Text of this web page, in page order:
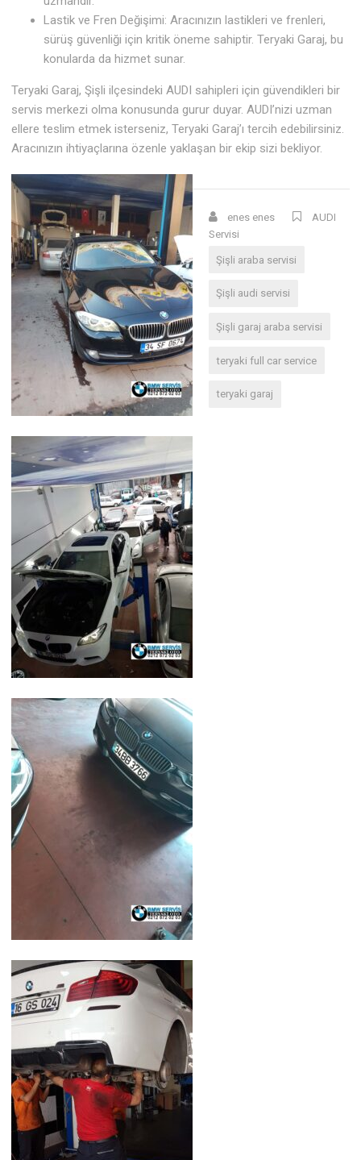
Lastik ve Fren Değişimi: Aracınızın lastikleri ve frenleri,
sürüş güvenliği için kritik öneme sahiptir. Teryaki Garaj, bu
konularda da hizmet sunar.
Teryaki Garaj, Şişli ilçesindeki AUDI sahipleri için güvendikleri bir
servis merkezi olma konusunda gurur duyar. AUDI’nizi uzman
ellere teslim etmek isterseniz, Teryaki Garaj’ı tercih edebilirsiniz.
Aracınızın ihtiyaçlarına özenle yaklaşan bir ekip sizi bekliyor.
enes enes
AUDI
Servisi
Şişli araba servisi
Şişli audi servisi
Şişli garaj araba servisi
teryaki full car service
teryaki garaj